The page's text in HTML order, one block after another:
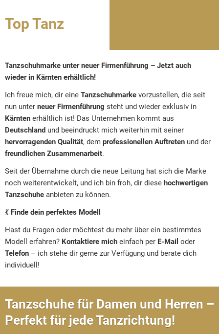
Marke
Diamant
-
Tanzschuhe
Marke
Kisswing
-
Marke
Rumpf
Tanzschuhe
Marke
Werner
Kern
Tanzschuhe
Marke
Anna
Kern
Top Tanz
Tanzschuhmarke unter neuer Firmenführung – Jetzt auch
wieder in Kärnten erhältlich!
Ich freue mich, dir eine Tanzschuhmarke vorzustellen, die seit
nun unter neuer Firmenführung steht und wieder exklusiv in
Kärnten erhältlich ist! Das Unternehmen kommt aus
Deutschland und beeindruckt mich weiterhin mit seiner
hervorragenden Qualität, dem professionellen Auftreten und der
freundlichen Zusammenarbeit.
Seit der Übernahme durch die neue Leitung hat sich die Marke
noch weiterentwickelt, und ich bin froh, dir diese hochwertigen
Tanzschuhe anbieten zu können.
💃 Finde dein perfektes Modell
Hast du Fragen oder möchtest du mehr über ein bestimmtes
Modell erfahren? Kontaktiere mich einfach per E-Mail oder
Telefon – ich stehe dir gerne zur Verfügung und berate dich
individuell!
Tanzschuhe für Damen und Herren –
Perfekt für jede Tanzrichtung!